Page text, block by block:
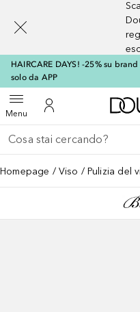
HAIRCARE DAYS! -25% su
solo da APP
MenuApri menuAl Mio Account
Torna indietro
Esegui ricerca
Homepage Viso Pulizia del